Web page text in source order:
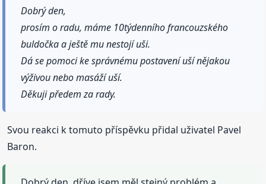
Dobrý den,
prosím o radu, máme 10týdenního francouzského
buldočka a ještě mu nestojí uši.
Dá se pomoci ke správnému postavení uší nějakou
výživou nebo masáží uší.
Děkuji předem za rady.
Svou reakci k tomuto příspěvku přidal uživatel Pavel
Baron.